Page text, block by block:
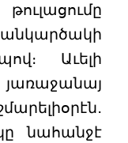
Աւելի
նահանջէ